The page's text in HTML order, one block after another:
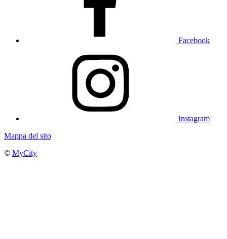
Facebook
Instagram
Mappa del sito
© MyCity